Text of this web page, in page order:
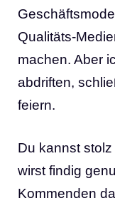
Qualitäts-
machen. Aber
abdriften,
feiern.
Du kannst
wirst findig
Kommenden